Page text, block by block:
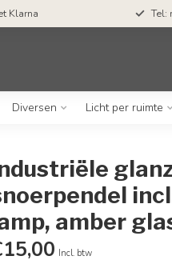
Klarna Tel:
Diversen Licht per ruimte
amber
Incl. btw